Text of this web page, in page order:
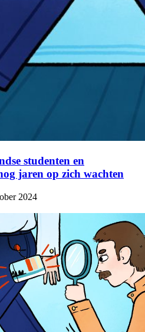
studenten en
jaren op zich wachten
2024